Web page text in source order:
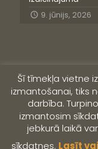
9. jūnijs, 2026
© 2019
Šī tīmekļa vietne
izmantošanai, tiks
darbība.
izmantosim
jebkurā laikā
sīkdatnes. Lasīt